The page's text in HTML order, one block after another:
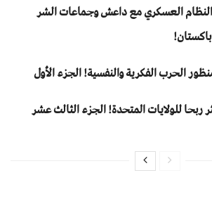
النظام العسكري مع داعش وجماعات الشر
الحرب الفكرية والنفسية! الجزء الأول
ربحا للولايات المتحدة! الجزء الثالث عشر